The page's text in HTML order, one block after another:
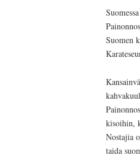
Suomen
kisoihin,
Nostajia
taida